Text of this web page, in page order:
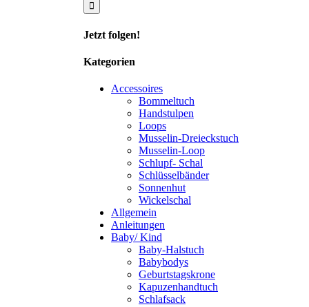
Jetzt folgen!
Kategorien
Accessoires
Bommeltuch
Handstulpen
Loops
Musselin-Dreieckstuch
Musselin-Loop
Schlupf- Schal
Schlüsselbänder
Sonnenhut
Wickelschal
Allgemein
Anleitungen
Baby/ Kind
Baby-Halstuch
Babybodys
Geburtstagskrone
Kapuzenhandtuch
Schlafsack